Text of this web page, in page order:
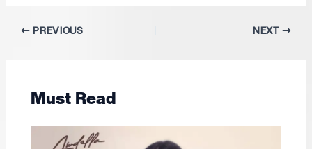
PREVIOUS NEXT
Must Read